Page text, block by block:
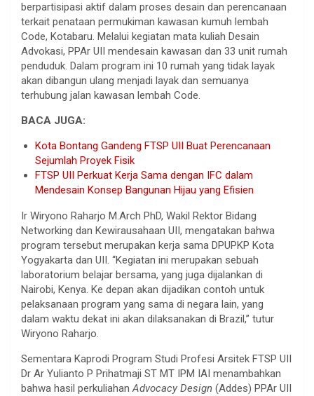
berpartisipasi aktif dalam proses desain dan perencanaan
terkait penataan permukiman kawasan kumuh lembah
Code, Kotabaru. Melalui kegiatan mata kuliah Desain
Advokasi, PPAr UII mendesain kawasan dan 33 unit rumah
penduduk. Dalam program ini 10 rumah yang tidak layak
akan dibangun ulang menjadi layak dan semuanya
terhubung jalan kawasan lembah Code.
BACA JUGA:
Kota Bontang Gandeng FTSP UII Buat Perencanaan
Sejumlah Proyek Fisik
FTSP UII Perkuat Kerja Sama dengan IFC dalam
Mendesain Konsep Bangunan Hijau yang Efisien
Ir Wiryono Raharjo M.Arch PhD, Wakil Rektor Bidang
Networking dan Kewirausahaan UII, mengatakan bahwa
program tersebut merupakan kerja sama DPUPKP Kota
Yogyakarta dan UII. “Kegiatan ini merupakan sebuah
laboratorium belajar bersama, yang juga dijalankan di
Nairobi, Kenya. Ke depan akan dijadikan contoh untuk
pelaksanaan program yang sama di negara lain, yang
dalam waktu dekat ini akan dilaksanakan di Brazil,” tutur
Wiryono Raharjo.
Sementara Kaprodi Program Studi Profesi Arsitek FTSP UII
Dr Ar Yulianto P Prihatmaji ST MT IPM IAI menambahkan
bahwa hasil perkuliahanAdvocacy Design (Addes) PPAr UII